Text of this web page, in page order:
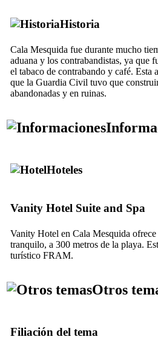
Historia
Cala Mesquida fue durante mucho
aduana y los contrabandistas, ya que
el tabaco de contrabando y café.
que la Guardia Civil tuvo que
abandonadas y en ruinas.
Hoteles
Vanity Hotel Suite and Spa
Vanity Hotel en Cala Mesquida
tranquilo, a 300 metros de la playa.
turístico FRAM.
Otros
Filiación del tema